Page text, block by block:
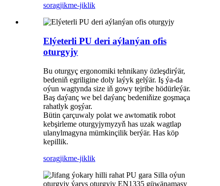
soragjikme-jiklik
Elýeterli PU deri aýlanýan ofis
oturgyjy
Bu oturgyç ergonomiki tehnikany özleşdirýär,
bedeniň egriligine doly laýyk gelýär. Iş ýa-da
oýun wagtynda size iň gowy tejribe hödürleýär.
Baş daýanç we bel daýanç bedeniňize goşmaça
rahatlyk goşýar.
Bütin çarçuwaly polat we awtomatik robot
kebşirleme oturgyjymyzyň has uzak wagtlap
ulanylmagyna mümkinçilik berýär. Has köp
kepillik.
soragjikme-jiklik